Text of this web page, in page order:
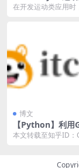
集成百度地图
在开发运动类应用时
博文
【Python】利用
漫头像
本文转载至知乎ID：